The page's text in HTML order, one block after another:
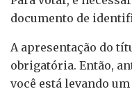
documento de
A apresentação do
obrigatória. Então,
você está levando